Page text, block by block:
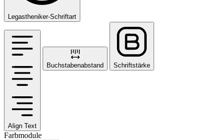
Legastheniker-Schriftart
Align Text
Buchstabenabstand Schriftstärke
Farbmodule